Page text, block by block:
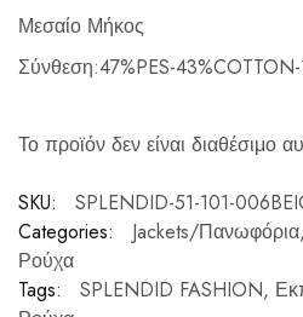
Μεσαίο Μήκος
Σύνθεση:47%PES-
Το προϊόν δεν είναι διαθέσιμο
SKU:
SPLENDID-51-101-
Categories:
Jackets/Πανωφόρια,
Ρούχα
Tags:
SPLENDID FASHION,